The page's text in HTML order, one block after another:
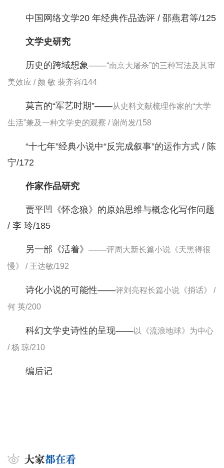
中国网络文学20 年经典作品选评 / 邵燕君等/125
文学史研究
历史的跨域想象——“南京大屠杀”的三种写法及其审
美效应 / 颜 敏 裴齐容/144
莫言的“军艺时期”——从史料文献梳理作家的“大学
生活”兼及一种文学史的观察 / 谢尚发/158
“十七年”经典小说中“反完成叙事”的运作方式 / 陈
宁/172
作家作品研究
贾平凹《怀念狼》的原始思维与概念化写作问题
/ 李 玲/185
另一部《活着》——评周大新长篇小说《天黑得很
慢》 / 王达敏/192
诗化小说的可能性——评刘亮程长篇小说《捎话》 /
何 英/200
科幻文学史诗性的呈现——以《流浪地球》为中心
/ 杨 琼/210
编后记